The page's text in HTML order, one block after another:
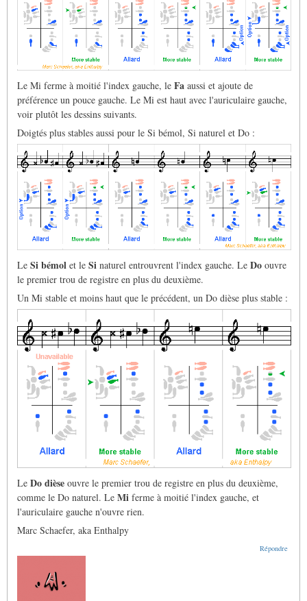
Le Mi ferme à moitié l'index gauche, le Fa aussi et ajoute de
préférence un pouce gauche. Le Mi est haut avec l'auriculaire gauche,
voir plutôt les dessins suivants.
Doigtés plus stables aussi pour le Si bémol, Si naturel et Do :
Le Si bémol et le Si naturel entrouvrent l'index gauche. Le Do ouvre
le premier trou de registre en plus du deuxième.
Un Mi stable et moins haut que le précédent, un Do dièse plus stable :
Le Do dièse ouvre le premier trou de registre en plus du deuxième,
comme le Do naturel. Le Mi ferme à moitié l'index gauche, et
l'auriculaire gauche n'ouvre rien.
Marc Schaefer, aka Enthalpy
Répondre